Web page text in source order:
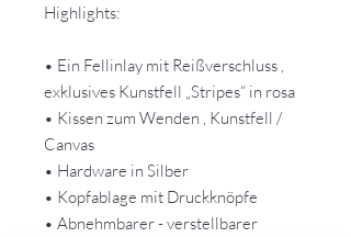
Highlights:
• Ein Fellinlay mit Reißverschluss ,
exklusives Kunstfell „Stripes“ in rosa
• Kissen zum Wenden , Kunstfell /
Canvas
• Hardware in Silber
• Kopfablage mit Druckknöpfe
• Abnehmbarer - verstellbarer